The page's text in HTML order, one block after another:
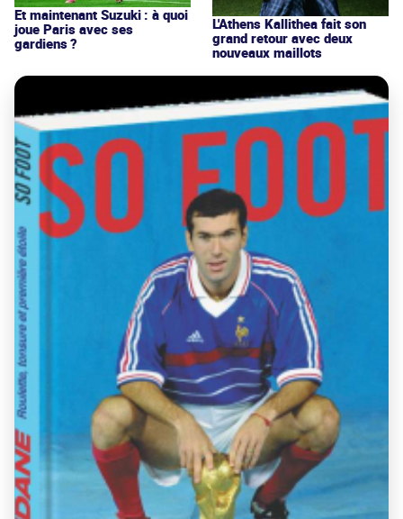
Et maintenant Suzuki : à quoi
joue Paris avec ses
gardiens ?
L'Athens Kallithea fait son
grand retour avec deux
nouveaux maillots